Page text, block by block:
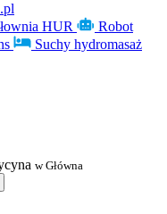
HUR
Robot
Suchy hydromasaż
w Główna